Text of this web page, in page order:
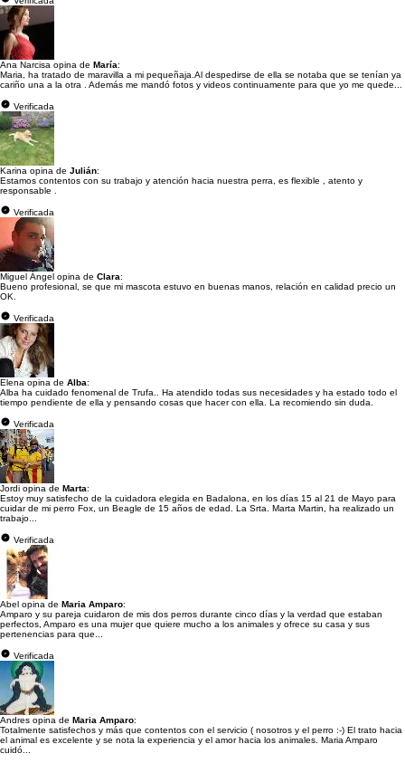
Ana Narcisa opina de María:
Maria, ha tratado de maravilla a mi pequeñaja.Al despedirse de ella se notaba que se tenían ya
cariño una a la otra . Además me mandó fotos y videos continuamente para que yo me quede...
Verificada
Karina opina de Julián:
Estamos contentos con su trabajo y atención hacia nuestra perra, es flexible , atento y
responsable .
Verificada
Miguel Ángel opina de Clara:
Bueno profesional, se que mi mascota estuvo en buenas manos, relación en calidad precio un
OK.
Verificada
Elena opina de Alba:
Alba ha cuidado fenomenal de Trufa.. Ha atendido todas sus necesidades y ha estado todo el
tiempo pendiente de ella y pensando cosas que hacer con ella. La recomiendo sin duda.
Verificada
Jordi opina de Marta:
Estoy muy satisfecho de la cuidadora elegida en Badalona, en los días 15 al 21 de Mayo para
cuidar de mi perro Fox, un Beagle de 15 años de edad. La Srta. Marta Martin, ha realizado un
trabajo...
Verificada
Abel opina de Maria Amparo:
Amparo y su pareja cuidaron de mis dos perros durante cinco días y la verdad que estaban
perfectos, Amparo es una mujer que quiere mucho a los animales y ofrece su casa y sus
pertenencias para que...
Verificada
Andres opina de Maria Amparo:
Totalmente satisfechos y más que contentos con el servicio ( nosotros y el perro :-) El trato hacia
el animal es excelente y se nota la experiencia y el amor hacia los animales. Maria Amparo
cuidó...